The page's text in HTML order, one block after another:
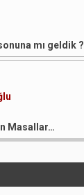
mı geldik ?
Masallar…